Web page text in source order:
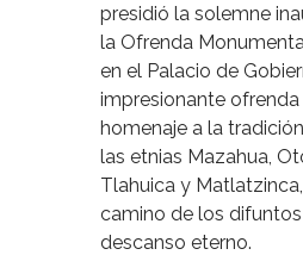
presidió la solemne
la Ofrenda
en el Palacio de
impresionante ofrenda
homenaje a la
las etnias Mazahua,
Tlahuica y
camino de los
descanso eterno.